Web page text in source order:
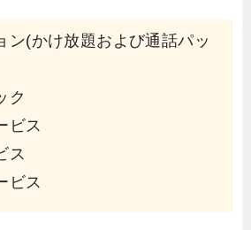
ン(かけ放題および通話パッ
ク
ビス
ス
ビス